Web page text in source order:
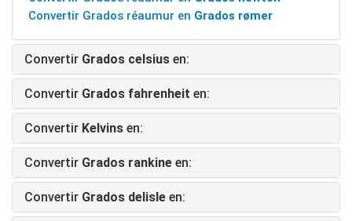
Convertir Grados réaumur en Grados rømer
Convertir Grados celsius en:
Convertir Grados fahrenheit en:
Convertir Kelvins en:
Convertir Grados rankine en:
Convertir Grados delisle en: